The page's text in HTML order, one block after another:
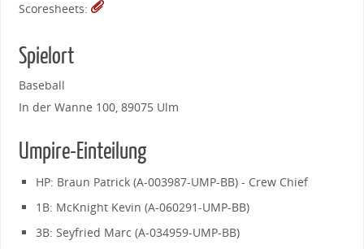
Scoresheets:
Spielort
Baseball
In der Wanne 100, 89075 Ulm
Umpire-Einteilung
HP: Braun Patrick (A-003987-UMP-BB) - Crew Chief
1B: McKnight Kevin (A-060291-UMP-BB)
3B: Seyfried Marc (A-034959-UMP-BB)